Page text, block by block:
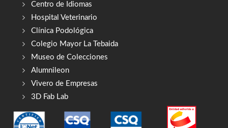
Centro de Idiomas
Hospital Veterinario
Clínica Podológica
Colegio Mayor La Tebaida
Museo de Colecciones
Alumnileon
Vivero de Empresas
3D Fab Lab